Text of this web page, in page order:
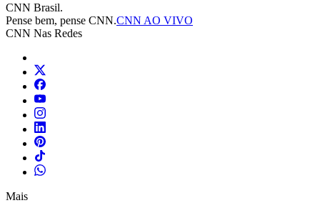
CNN Brasil.
Pense bem, pense CNN.CNN AO VIVO
CNN Nas Redes
Mais